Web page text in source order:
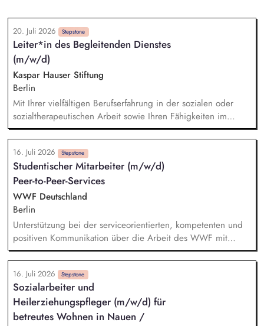
20. Juli 2026 Stepstone
Leiter*in des Begleitenden Dienstes
(m/w/d)
Kaspar Hauser Stiftung
Berlin
Mit Ihrer vielfältigen Berufserfahrung in der sozialen oder
sozialtherapeutischen Arbeit sowie Ihren Fähigkeiten im
Führen von Teams bis zu 10 Personen werden Sie die neue
Position der Leitung des Begleitenden Dienstes unserer
WfbM sowie dessen konzeptionelle Weiterentwicklung im
Sinne der inklusiven Organisationsentwicklung übernehmen.
Sie sind Teil des Leitungsteams unserer WfbM. Sie agieren
dabei einerseits kollegial und auf Augenhöhe mit den
Kolleg*innen Ihres Teams und nehmen andererseits die
Aufgaben einer mittleren Führungskraft wahr.
16. Juli 2026 Stepstone
Studentischer Mitarbeiter (m/w/d)
Peer-to-Peer-Services
WWF Deutschland
Berlin
Unterstützung bei der serviceorientierten, kompetenten und
positiven Kommunikation über die Arbeit des WWF mit
finanziellen und nicht-finanziellen Unterstützer:innen sowie
Interessent:innen. Schriftliche und telefonische Beantwortung
von Standardanfragen sowie Anfragen über die WWF-
Webseite. Sicherstellung, Organisation und Verwaltung der
Peer-to-Peer-Materialien in Zusammenarbeit mit anderen Teams
sowie Zusammenstellung und Versand von
16. Juli 2026 Stepstone
Sozialarbeiter und
Heilerziehungspfleger (m/w/d) für
betreutes Wohnen in Nauen /